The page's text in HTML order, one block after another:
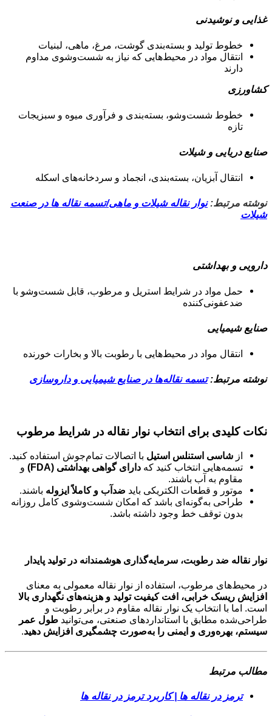
غذایی و نوشیدنی
خطوط تولید و بسته‌بندی گوشت، مرغ، ماهی، لبنیات
انتقال مواد در محیط‌هایی که نیاز به شست‌وشوی مداوم
دارند
کشاورزی
خطوط شست‌وشو، بسته‌بندی و فرآوری میوه و سبزیجات
تازه
صنایع دریایی و شیلات
انتقال آبزیان، بسته‌بندی، انجماد و سردخانه‌های اسکله
نوشته مرتبط: نوار نقاله شیلات و ماهی/تسمه نقاله ها در صنعت
شیلات
دارویی و بهداشتی
حمل مواد در شرایط استریل و مرطوب، قابل شست‌وشو با
ضدعفونی‌کننده
صنایع شیمیایی
انتقال مواد در محیط‌هایی با رطوبت بالا و بخارات خورنده
نوشته مرتبط: تسمه نقاله‌ها در صنایع شیمیایی و داروسازی
نکات کلیدی برای انتخاب نوار نقاله در شرایط مرطوب
از شاسی استنلس استیل با اتصالات تمام‌جوش استفاده کنید.
تسمه‌هایی انتخاب کنید که دارای گواهی بهداشتی (FDA)
و
مقاوم به آب باشند.
موتور و قطعات الکتریکی باید ضدآب و کاملاً ایزوله باشند.
طراحی به‌گونه‌ای باشد که امکان شست‌وشوی کامل روزانه
بدون توقف خط وجود داشته باشد.
نوار نقاله ضد رطوبت، سرمایه‌گذاری هوشمندانه در تولید پایدار
در محیط‌های مرطوب، استفاده از نوار نقاله معمولی به معنای
افزایش ریسک خرابی، افت کیفیت تولید و هزینه‌های نگهداری بالا
است. اما با انتخاب یک نوار نقاله مقاوم در برابر رطوبت و
طراحی‌شده مطابق با استانداردهای صنعتی، می‌توانید طول عمر
سیستم، بهره‌وری و ایمنی را به‌صورت چشمگیری افزایش دهید.
مطالب مرتبط
ترمز در نقاله ها | کاربرد ترمز در نقاله ها